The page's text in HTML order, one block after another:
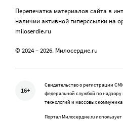
Перепечатка материалов сайта в
наличии активной гиперссылки на
miloserdie.ru
© 2024 – 2026. Милосердие.ru
16+
Свидетельство о регистрации
федеральной службой по
технологий и массовых
Портал Милосердие.ru